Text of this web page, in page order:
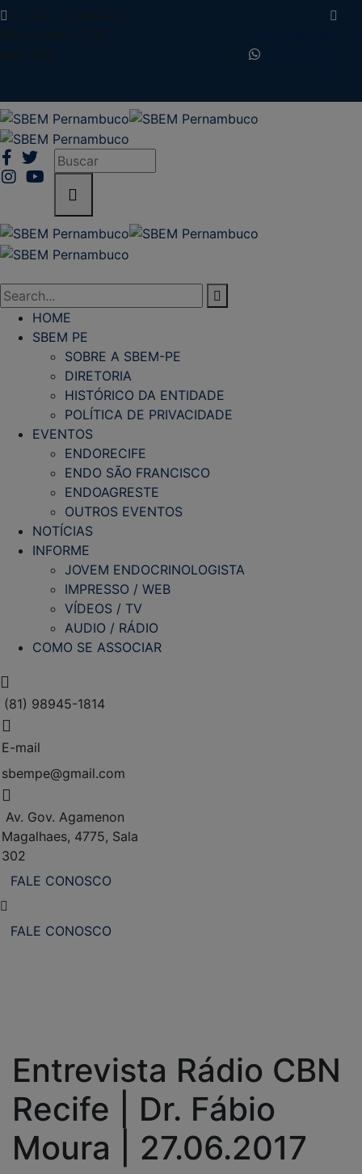
(81) 98945-
HOME
SBEM PE
SOBRE A SBEM-PE
DIRETORIA
HISTÓRICO DA ENTIDADE
POLÍTICA DE PRIVACIDADE
EVENTOS
ENDORECIFE
ENDO SÃO FRANCISCO
ENDOAGRESTE
OUTROS EVENTOS
NOTÍCIAS
INFORME
JOVEM ENDOCRINOLOGISTA
IMPRESSO / WEB
VÍDEOS / TV
AUDIO / RÁDIO
COMO SE ASSOCIAR
(81) 98945-1814
E-mail
sbempe@gmail.com
Av. Gov. Agamenon
Magalhaes, 4775, Sala
302
FALE CONOSCO
FALE CONOSCO
Entrevista Rádio CBN
Recife | Dr. Fábio
Moura | 27.06.2017